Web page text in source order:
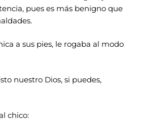
pues es más benigno que
a sus pies, le rogaba al modo
nuestro Dios, si puedes,
chico: